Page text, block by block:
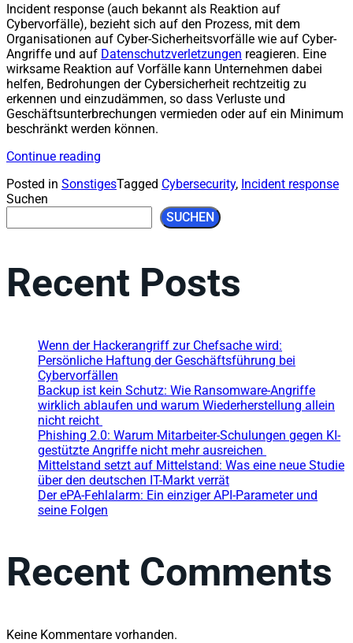
Incident response (auch bekannt als Reaktion auf
Cybervorfälle), bezieht sich auf den Prozess, mit dem
Organisationen auf Cyber-Sicherheitsvorfälle wie auf Cyber-
Angriffe und auf Datenschutzverletzungen reagieren. Eine
wirksame Reaktion auf Vorfälle kann Unternehmen dabei
helfen, Bedrohungen der Cybersicherheit rechtzeitig zu
erkennen und einzudämmen, so dass Verluste und
Geschäftsunterbrechungen vermieden oder auf ein Minimum
beschränkt werden können.
Continue reading
Posted in SonstigesTagged Cybersecurity, Incident response
Suchen
SUCHEN
Recent Posts
Wenn der Hackerangriff zur Chefsache wird:
Persönliche Haftung der Geschäftsführung bei
Cybervorfällen
Backup ist kein Schutz: Wie Ransomware-Angriffe
wirklich ablaufen und warum Wiederherstellung allein
nicht reicht
Phishing 2.0: Warum Mitarbeiter-Schulungen gegen KI-
gestützte Angriffe nicht mehr ausreichen
Mittelstand setzt auf Mittelstand: Was eine neue Studie
über den deutschen IT-Markt verrät
Der ePA-Fehlalarm: Ein einziger API-Parameter und
seine Folgen
Recent Comments
Keine Kommentare vorhanden.